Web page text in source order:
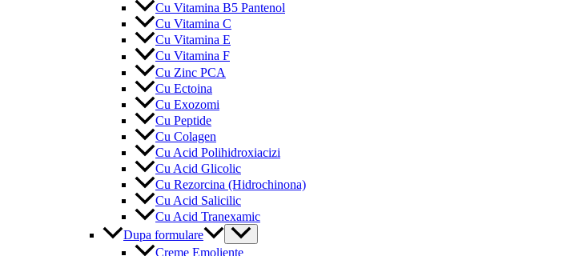
Cu Vitamina B5 Pantenol
Cu Vitamina C
Cu Vitamina E
Cu Vitamina F
Cu Zinc PCA
Cu Ectoina
Cu Exozomi
Cu Peptide
Cu Colagen
Cu Acid Polihidroxiacizi
Cu Acid Glicolic
Cu Rezorcina (Hidrochinona)
Cu Acid Salicilic
Cu Acid Tranexamic
Dupa formulare
Menu
Toggle
Creme Emoliente